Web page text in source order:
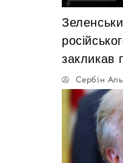
закликав
Сербін